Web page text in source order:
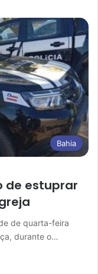
Bahia
de estuprar
de quarta-feira
durante o…